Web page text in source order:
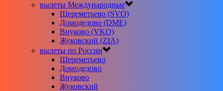
вылеты Международные
Шереметьево (SVO)
Домодедово (DME)
Внуково (VKO)
Жуковский (ZIA)
вылеты по России
Шереметьево
Домодедово
Внуково
Жуковский